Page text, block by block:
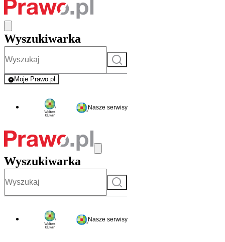
Wyszukiwarka
Szukaj
Moje Prawo.pl
- rejestracja i logowanie do serwisu
Nasze serwisy
Wyszukiwarka
Szukaj
Nasze serwisy